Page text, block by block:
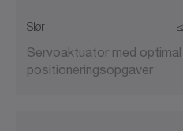
Slør
Servoaktuator med
positioneringsopgaver